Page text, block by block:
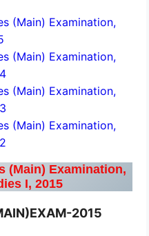
(Main) Examination,
(Main) Examination,
(Main) Examination,
(Main) Examination,
(Main) Examination,
I, 2015
2015